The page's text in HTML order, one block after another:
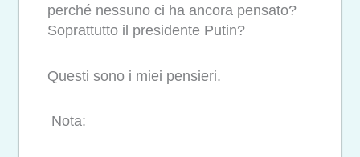
perché nessuno ci ha ancora pensato?
Soprattutto il presidente Putin?
Questi sono i miei pensieri.
Nota: